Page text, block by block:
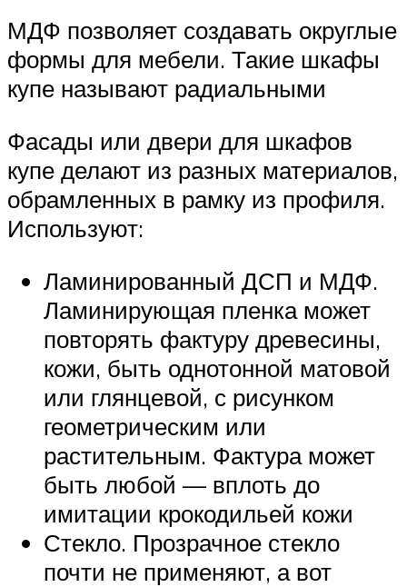
МДФ позволяет создавать округлые
формы для мебели. Такие шкафы
купе называют радиальными
Фасады или двери для шкафов
купе делают из разных материалов,
обрамленных в рамку из профиля.
Используют:
Ламинированный ДСП и МДФ.
Ламинирующая пленка может
повторять фактуру древесины,
кожи, быть однотонной матовой
или глянцевой, с рисунком
геометрическим или
растительным. Фактура может
быть любой — вплоть до
имитации крокодильей кожи
Стекло. Прозрачное стекло
почти не применяют, а вот